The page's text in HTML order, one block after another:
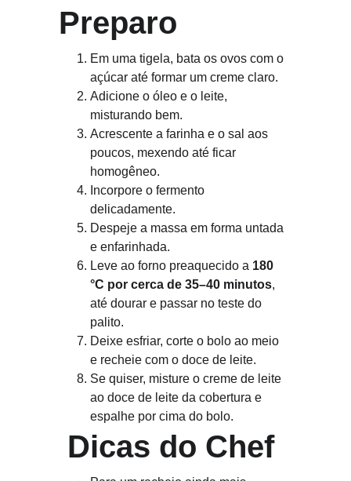
Preparo
Em uma tigela, bata os ovos com o
açúcar até formar um creme claro.
Adicione o óleo e o leite,
misturando bem.
Acrescente a farinha e o sal aos
poucos, mexendo até ficar
homogêneo.
Incorpore o fermento
delicadamente.
Despeje a massa em forma untada
e enfarinhada.
Leve ao forno preaquecido a 180
°C por cerca de 35–40 minutos,
até dourar e passar no teste do
palito.
Deixe esfriar, corte o bolo ao meio
e recheie com o doce de leite.
Se quiser, misture o creme de leite
ao doce de leite da cobertura e
espalhe por cima do bolo.
Dicas do Chef